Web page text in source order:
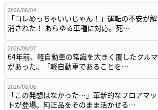
2026/08/04
「コレめっちゃいいじゃん！」運転の不安が解
消された！ あらゆる車種に対応。死…
2026/08/07
64年前、軽自動車の常識を大きく覆したクルマ
があった。「軽自動車であることを…
2026/08/06
「この発想はなかった…」革新的なフロアマッ
トが登場。純正品をそのまま活かせる…